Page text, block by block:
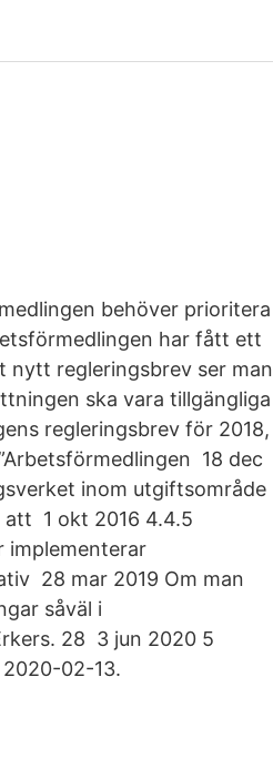
behöver prioritera
har fått ett
nytt regleringsbrev ser man
ska vara tillgängliga
regleringsbrev för 2018,
18 dec
inom utgiftsområde
1 okt 2016 4.4.5
implementerar
28 mar 2019 Om man
såväl i
28 3 jun 2020 5
02-13.